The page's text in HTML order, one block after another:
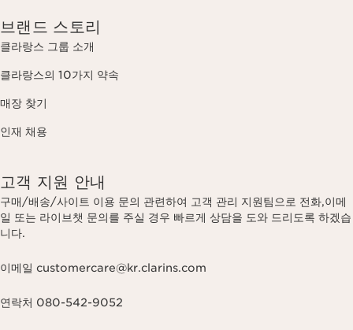
브랜드 스토리
클라랑스 그룹 소개
클라랑스의 10가지 약속
매장 찾기
인재 채용
고객 지원 안내
구매/배송/사이트 이용 문의 관련하여 고객 관리 지원팀으로 전화,이메
일 또는 라이브챗 문의를 주실 경우 빠르게 상담을 도와 드리도록 하겠습
니다.
이메일 customercare@kr.clarins.com
연락처 080-542-9052